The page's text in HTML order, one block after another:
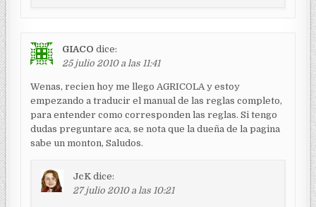
GIACO dice:
25 julio 2010 a las 11:41
Wenas, recien hoy me llego AGRICOLA y estoy
empezando a traducir el manual de las reglas completo,
para entender como corresponden las reglas. Si tengo
dudas preguntare aca, se nota que la dueña de la pagina
sabe un monton, Saludos.
JcK dice:
27 julio 2010 a las 10:21